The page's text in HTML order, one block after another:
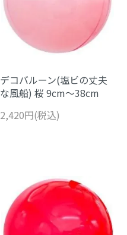
デコバルーン(塩ビの丈夫
な風船) 桜 9cm～38cm
2,420円(税込)